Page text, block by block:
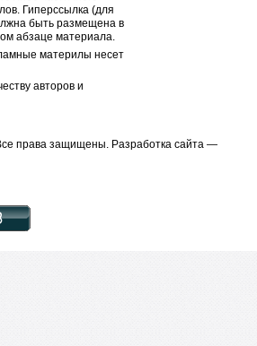
Гиперссылка (для
быть размещена в
абзаце материала.
материлы несет
авторов и
права защищены. Разработка cайта —